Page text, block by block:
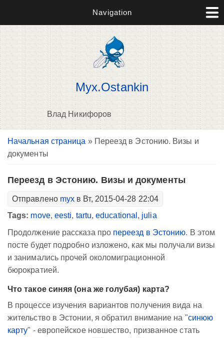
Navigation
Myx.Ostankin
Влад Никифоров
Вы здесь
Начальная страница » Переезд в Эстонию. Визы и
документы
Переезд в Эстонию. Визы и документы
Отправлено myx в Вт, 2015-04-28 22:04
Tags: move, eesti, tartu,educational , julia
Продолжение рассказа про переезд в Эстонию. В этом
посте будет подробно изложено, как мы получали визы
и занимались прочей околомиграционной
бюрократией.
Что такое синяя (она же голубая) карта?
В процессе изучения вариантов получения вида на
жительство в Эстонии, я обратил внимание на "синюю
карту" - европейское новшество, призванное стать